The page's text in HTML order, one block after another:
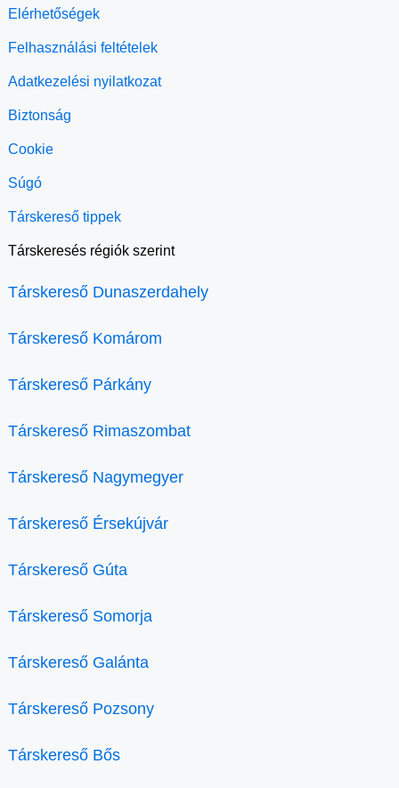
Elérhetőségek
Felhasználási feltételek
Adatkezelési nyilatkozat
Biztonság
Cookie
Súgó
Társkereső tippek
Társkeresés régiók szerint
Társkereső Dunaszerdahely
Társkereső Komárom
Társkereső Párkány
Társkereső Rimaszombat
Társkereső Nagymegyer
Társkereső Érsekújvár
Társkereső Gúta
Társkereső Somorja
Társkereső Galánta
Társkereső Pozsony
Társkereső Bős